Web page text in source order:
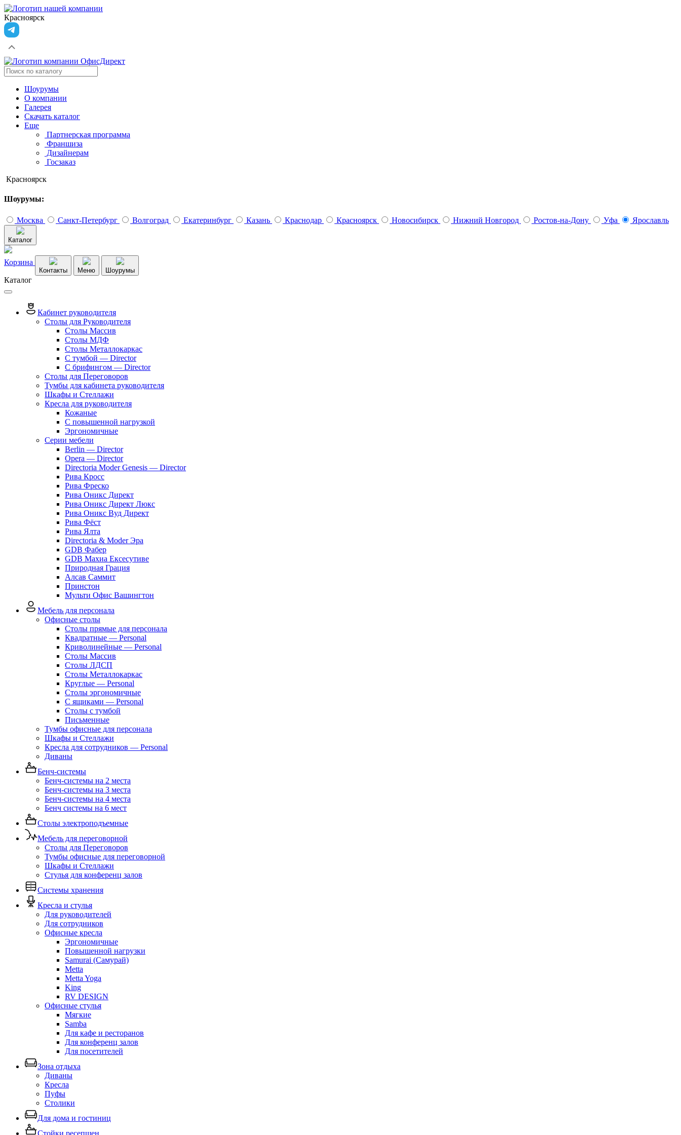
Красноярск
Шоурумы
О компании
Галерея
Скачать каталог
Еще
Партнерская программа
Франшиза
Дизайнерам
Госзаказ
Красноярск
Шоурумы:
Москва Санкт-Петербург Волгоград Екатеринбург Казань Краснодар Красноярск Новосибирск Нижний Новгород Ростов-на-Дону Уфа Ярославль
Каталог
Корзина
Контакты Меню Шоурумы
Каталог
Кабинет руководителя
Столы для Руководителя
Столы Массив
Столы МДФ
Столы Металлокаркас
С тумбой — Director
C брифингом — Director
Столы для Переговоров
Тумбы для кабинета руководителя
Шкафы и Стеллажи
Кресла для руководителя
Кожаные
С повышенной нагрузкой
Эргономичные
Серии мебели
Berlin — Director
Opera — Director
Directoria Moder Genesis — Director
Рива Кросс
Рива Фреско
Рива Оникс Директ
Рива Оникс Директ Люкс
Рива Оникс Вуд Директ
Рива Фёст
Рива Ялта
Directoria & Moder Эра
GDB Фабер
GDB Махиа Ексесутиве
Природная Грация
Алсав Саммит
Принстон
Мульти Офис Вашингтон
Мебель для персонала
Офисные столы
Столы прямые для персонала
Квадратные — Personal
Криволинейные — Personal
Столы Массив
Столы ЛДСП
Столы Металлокаркас
Круглые — Personal
Столы эргономичные
С ящиками — Personal
Столы с тумбой
Письменные
Тумбы офисные для персонала
Шкафы и Стеллажи
Кресла для сотрудников — Personal
Диваны
Бенч-системы
Бенч-системы на 2 места
Бенч-системы на 3 места
Бенч-системы на 4 места
Бенч системы на 6 мест
Столы электроподъемные
Мебель для переговорной
Столы для Переговоров
Тумбы офисные для переговорной
Шкафы и Стеллажи
Стулья для конференц залов
Системы хранения
Кресла и стулья
Для руководителей
Для сотрудников
Офисные кресла
Эргономичные
Повышенной нагрузки
Samurai (Самурай)
Metta
Metta Yoga
King
RV DESIGN
Офисные стулья
Мягкие
Samba
Для кафе и ресторанов
Для конференц залов
Для посетителей
Зона отдыха
Диваны
Кресла
Пуфы
Столики
Для дома и гостиниц
Стойки ресепшен